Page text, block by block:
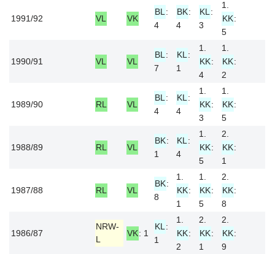
1991/92 VL VK
BL:
4
BK:
4
KL:
3
1.
KK:
5
1990/91 VL VL
BL:
7
KL:
1
1.
KK:
4
1.
KK:
2
1989/90 RL VL
BL:
4
KL:
4
1.
KK:
3
1.
KK:
5
1988/89 RL VL
BK:
1
KL:
4
1.
KK:
5
2.
KK:
1
1987/88 RL VL
BK:
8
1.
KK:
1
1.
KK:
5
2.
KK:
8
1986/87
NRW-
L
VK: 1
KL:
1
1.
KK:
2
2.
KK:
1
2.
KK:
9